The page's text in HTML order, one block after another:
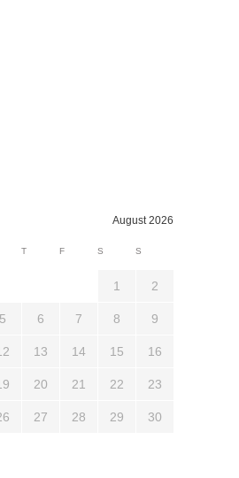
August 2026
T F S S
1 2
5 6 7 8 9
13 14 15 16
20 21 22 23
27 28 29 30